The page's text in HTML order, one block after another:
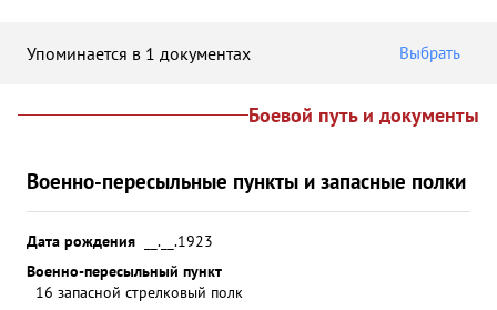
Упоминается в 1 документах Выбрать
Боевой путь и документы
Военно-пересыльные пункты и запасные полки
Дата рождения
__.__.1923
Военно-пересыльный пункт
16 запасной стрелковый полк